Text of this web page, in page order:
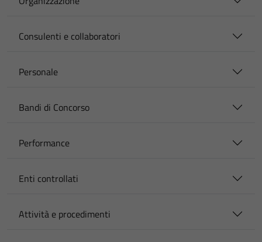
Consulenti e collaboratori
Personale
Bandi di Concorso
Performance
Enti controllati
Attività e procedimenti